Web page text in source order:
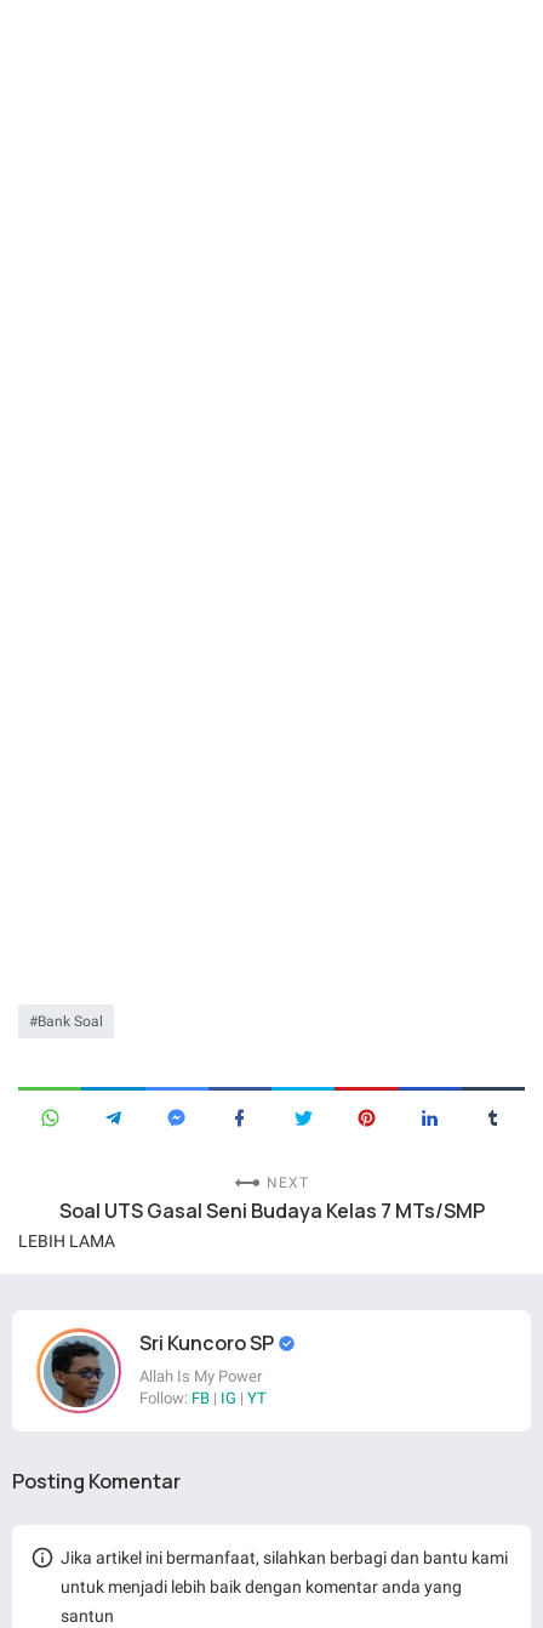
Bank Soal
NEXT
Soal UTS Gasal Seni Budaya Kelas 7 MTs/SMP
LEBIH LAMA
Sri Kuncoro SP
Allah Is My Power
Follow: FB | IG | YT
Posting Komentar
Jika artikel ini bermanfaat, silahkan berbagi dan bantu kami
untuk menjadi lebih baik dengan komentar anda yang
santun